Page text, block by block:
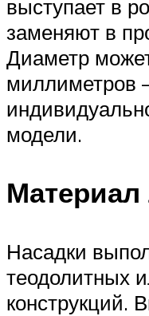
выступает в
заменяют в
Диаметр
миллиметров
модели.
Материал
Насадки
теодолитных
конструкций.